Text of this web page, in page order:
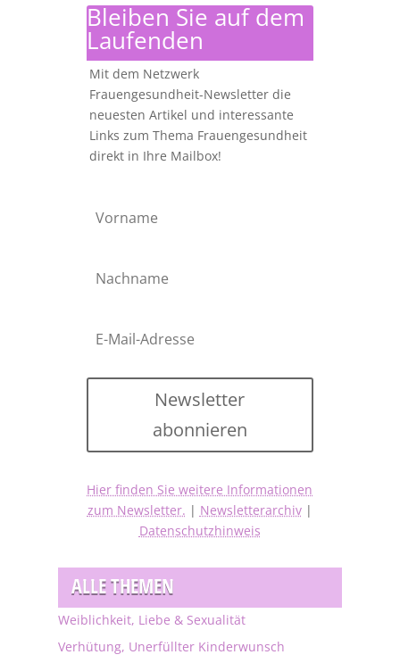
Bleiben Sie auf dem
Laufenden
Mit dem Netzwerk
Frauengesundheit-Newsletter die
neuesten Artikel und interessante
Links zum Thema Frauengesundheit
direkt in Ihre Mailbox!
Newsletter
abonnieren
Hier finden Sie weitere Informationen
zum Newsletter. | Newsletterarchiv|
Datenschutzhinweis
ALLE THEMEN
Weiblichkeit, Liebe & Sexualität
Verhütung, Unerfüllter Kinderwunsch